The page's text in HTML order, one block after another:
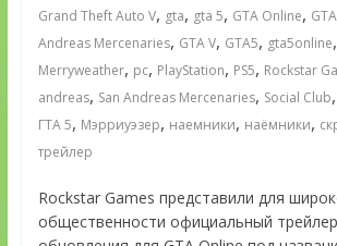
Grand Theft Auto V, gta, gta 5, GTA Online,
Andreas Mercenaries, GTA V, GTA5, gta5online,
Merryweather, pc, PlayStation, PS5, Rockstar
andreas, San Andreas Mercenaries, Social Club,
ГТА 5, Мэрриуэзер, наемники, наёмники,
трейлер
Rockstar Games представили для
общественности официальный